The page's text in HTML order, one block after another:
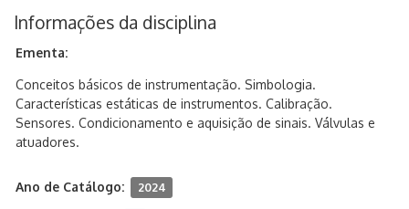
Informações da disciplina
Ementa:
Conceitos básicos de instrumentação. Simbologia.
Características estáticas de instrumentos. Calibração.
Sensores. Condicionamento e aquisição de sinais. Válvulas e
atuadores.
Ano de Catálogo: 2024